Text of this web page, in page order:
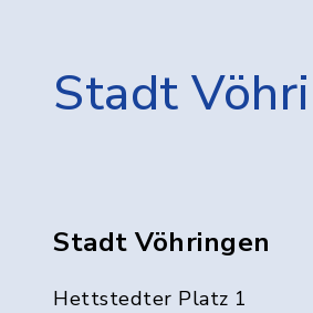
Stadt
Stadt Vöhringen
Hettstedter Platz 1